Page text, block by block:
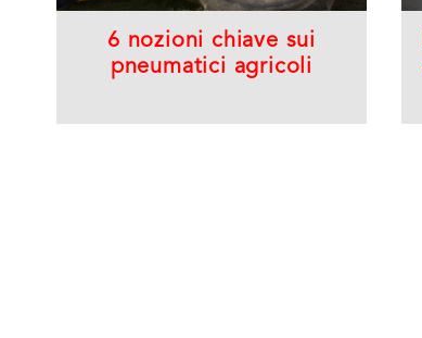
6 nozioni chiave sui
pneumatici agricoli